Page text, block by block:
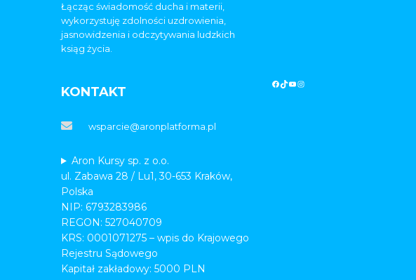
Łącząc świadomość ducha i materii,
wykorzystuję zdolności uzdrowienia,
jasnowidzenia i odczytywania ludzkich
ksiąg życia.
KONTAKT
wsparcie@aronplatforma.pl
Aron Kursy sp. z o.o.
ul. Zabawa 28 / Lu1, 30-653 Kraków,
Polska
NIP: 6793283986
REGON: 527040709
KRS: 0001071275 – wpis do Krajowego
Rejestru Sądowego
Kapitał zakładowy: 5000 PLN